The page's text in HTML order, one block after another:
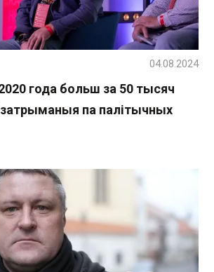
года больш за 50 тысяч
па палітычных
04.08.2024